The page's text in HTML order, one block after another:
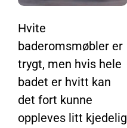
Hvite
baderomsmøbler er
trygt, men hvis hele
badet er hvitt kan
det fort kunne
oppleves litt kjedelig